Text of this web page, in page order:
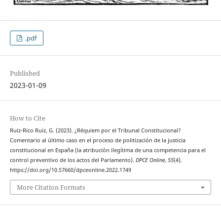
.pdf
Published
2023-01-09
How to Cite
Ruiz-Rico Ruiz, G. (2023). ¿Réquiem por el Tribunal Constitucional?
Comentario al último caso en el proceso de politización de la justicia
constitucional en España (la atribución ilegítima de una competencia para el
control preventivo de los actos del Parlamento). DPCE Online, 55(4).
https://doi.org/10.57660/dpceonline.2022.1749
More Citation Formats